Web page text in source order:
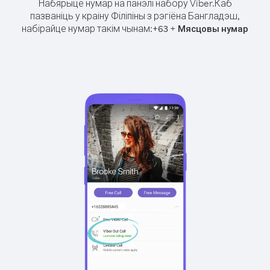
Набярыце нумар на панэлі набору Viber.Каб
пазваніць у краіну Філіпіны з рэгіёна Бангладэш,
набірайце нумар такім чынам:+63 + Мясцовы нумар